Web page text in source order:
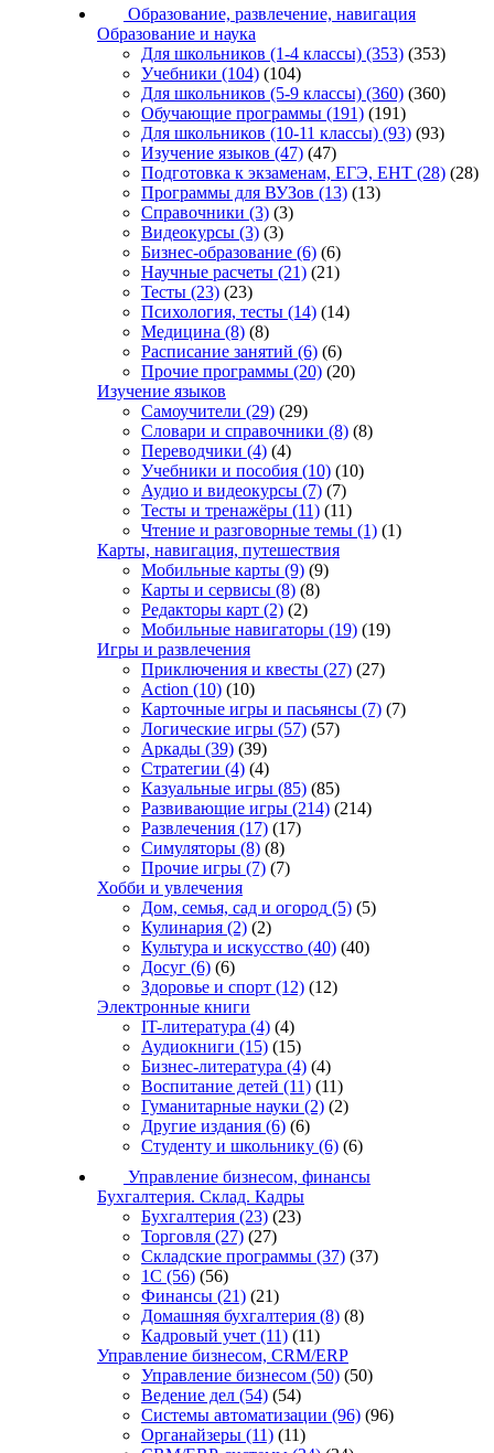
Образование, развлечение, навигация
Образование и наука
Для школьников (1-4 классы) (353) (353)
Учебники (104) (104)
Для школьников (5-9 классы) (360) (360)
Обучающие программы (191) (191)
Для школьников (10-11 классы) (93) (93)
Изучение языков (47) (47)
Подготовка к экзаменам, ЕГЭ, ЕНТ (28) (28)
Программы для ВУЗов (13) (13)
Справочники (3) (3)
Видеокурсы (3) (3)
Бизнес-образование (6) (6)
Научные расчеты (21) (21)
Тесты (23) (23)
Психология, тесты (14) (14)
Медицина (8) (8)
Расписание занятий (6) (6)
Прочие программы (20) (20)
Изучение языков
Самоучители (29) (29)
Словари и справочники (8) (8)
Переводчики (4) (4)
Учебники и пособия (10) (10)
Аудио и видеокурсы (7) (7)
Тесты и тренажёры (11) (11)
Чтение и разговорные темы (1) (1)
Карты, навигация, путешествия
Мобильные карты (9) (9)
Карты и сервисы (8) (8)
Редакторы карт (2) (2)
Мобильные навигаторы (19) (19)
Игры и развлечения
Приключения и квесты (27) (27)
Action (10) (10)
Карточные игры и пасьянсы (7) (7)
Логические игры (57) (57)
Аркады (39) (39)
Стратегии (4) (4)
Казуальные игры (85) (85)
Развивающие игры (214) (214)
Развлечения (17) (17)
Симуляторы (8) (8)
Прочие игры (7) (7)
Хобби и увлечения
Дом, семья, сад и огород (5) (5)
Кулинария (2) (2)
Культура и искусство (40) (40)
Досуг (6) (6)
Здоровье и спорт (12) (12)
Электронные книги
IT-литература (4) (4)
Аудиокниги (15) (15)
Бизнес-литература (4) (4)
Воспитание детей (11) (11)
Гуманитарные науки (2) (2)
Другие издания (6) (6)
Студенту и школьнику (6) (6)
Управление бизнесом, финансы
Бухгалтерия. Склад. Кадры
Бухгалтерия (23) (23)
Торговля (27) (27)
Складские программы (37) (37)
1С (56) (56)
Финансы (21) (21)
Домашняя бухгалтерия (8) (8)
Кадровый учет (11) (11)
Управление бизнесом, CRM/ERP
Управление бизнесом (50) (50)
Ведение дел (54) (54)
Системы автоматизации (96) (96)
Органайзеры (11) (11)